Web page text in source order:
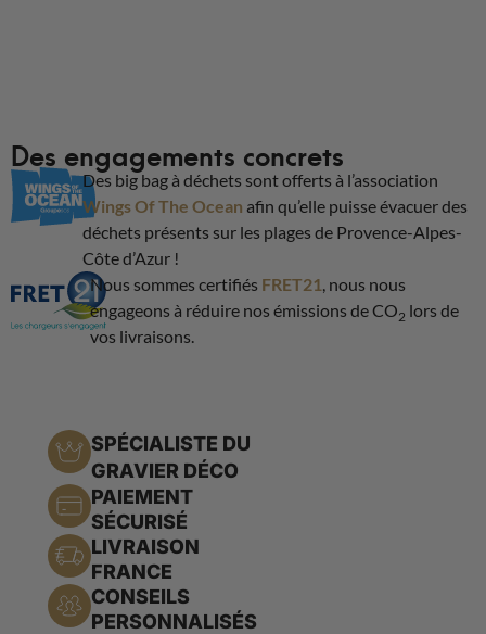
Des engagements concrets
Des big bag à déchets sont offerts à l’association
Wings Of The Ocean afin qu’elle puisse évacuer des
déchets présents sur les plages de Provence-Alpes-
Côte d’Azur !
Nous sommes certifiés FRET21, nous nous
engageons à réduire nos émissions de CO2 lors de
vos livraisons.
SPÉCIALISTE DU
GRAVIER DÉCO
PAIEMENT
SÉCURISÉ
LIVRAISON
FRANCE
CONSEILS
PERSONNALISÉS